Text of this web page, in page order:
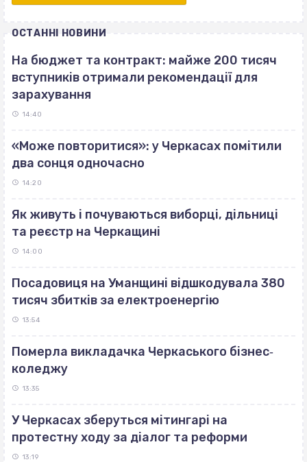
ОСТАННІ НОВИНИ
На бюджет та контракт: майже 200 тисяч
вступників отримали рекомендації для
зарахування
14:40
«Може повторитися»: у Черкасах помітили
два сонця одночасно
14:20
Як живуть і почуваються виборці, дільниці
та реєстр на Черкащині
14:00
Посадовиця на Уманщині відшкодувала 380
тисяч збитків за електроенергію
13:54
Померла викладачка Черкаського бізнес‐
коледжу
13:35
У Черкасах зберуться мітингарі на
протестну ходу за діалог та реформи
13:19